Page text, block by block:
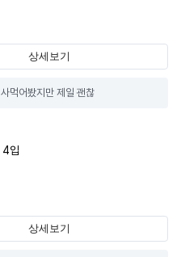
상세보기
먹어봤지만 제일 괜찮
4입
상세보기